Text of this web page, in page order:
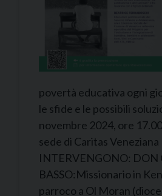
povertà educativa ogni
le sfide e le possibili
novembre 2024, ore
sede di Caritas Veneziana
INTERVENGONO: DON
BASSO:Missionario in
parroco a Ol Moran